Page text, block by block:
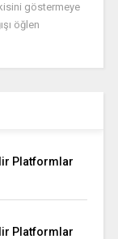
göstermeye
öğlen
Platformlar
Platformlar